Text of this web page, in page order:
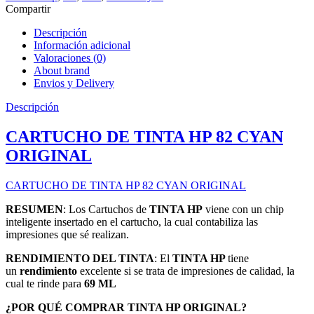
Compartir
Descripción
Información adicional
Valoraciones (0)
About brand
Envios y Delivery
Descripción
CARTUCHO DE TINTA HP 82 CYAN
ORIGINAL
CARTUCHO DE TINTA HP 82 CYAN ORIGINAL
RESUMEN: Los Cartuchos de TINTA HP viene con un chip
inteligente insertado en el cartucho, la cual contabiliza las
impresiones que sé realizan.
RENDIMIENTO DEL TINTA: El TINTA HPtiene
un rendimiento excelente si se trata de impresiones de calidad, la
cual te rinde para 69 ML
¿POR QUÉ COMPRAR TINTA HP ORIGINAL?